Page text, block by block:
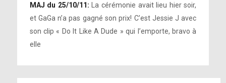
MAJ du 25/10/11: La cérémonie avait lieu hier soir,
et GaGa n’a pas gagné son prix! C’est Jessie J avec
son clip « Do It Like A Dude » qui l’emporte, bravo à
elle